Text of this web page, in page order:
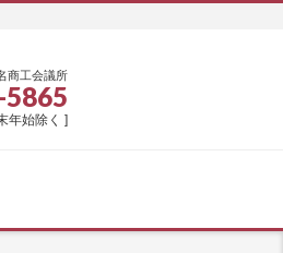
商工会議所
5865
年始除く ]